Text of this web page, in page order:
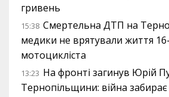
гривень
15:38 Смертельна ДТП на
медики не врятували життя
мотоцикліста
13:23 На фронті загинув Юрій
Тернопільщини: війна